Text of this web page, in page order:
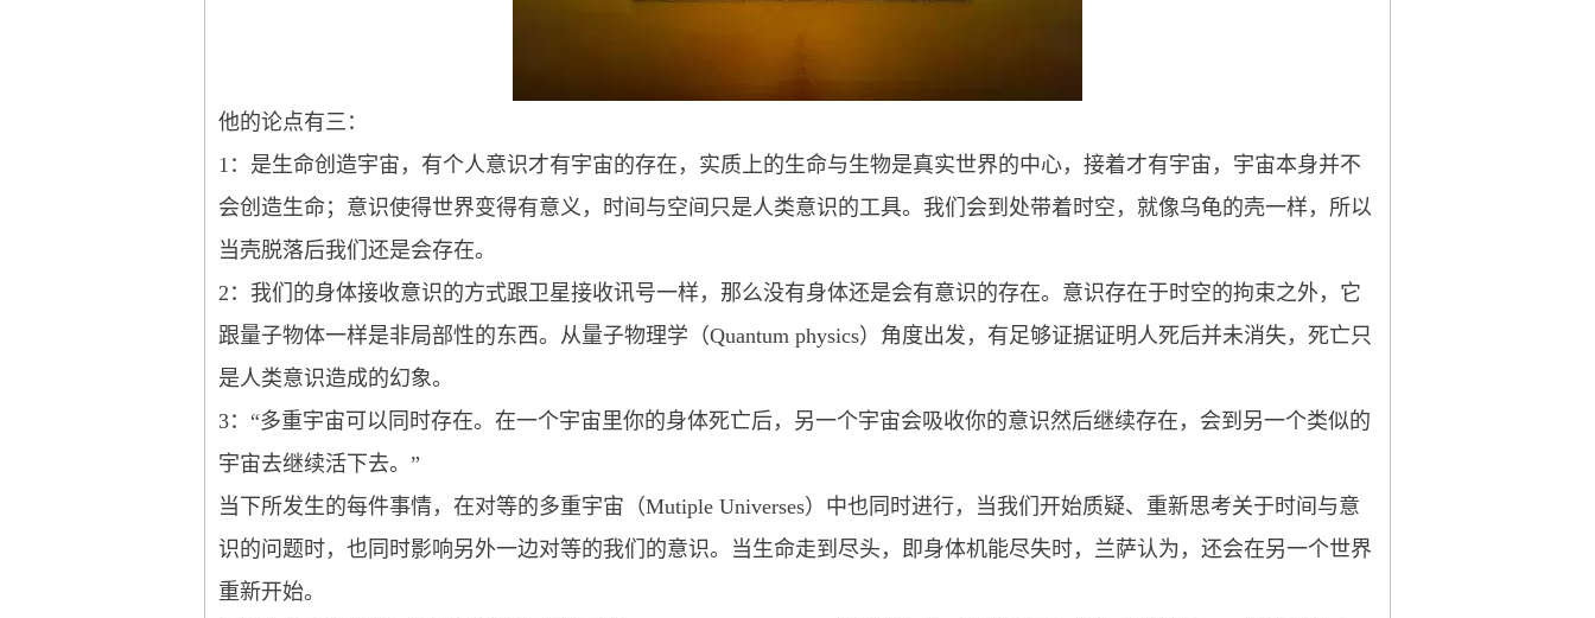
他的论点有三：
1：是生命创造宇宙，有个人意识才有宇宙的存在，实质上的生命与生物是真实世界的中心，接着才有宇宙，宇宙本身并不
会创造生命；意识使得世界变得有意义，时间与空间只是人类意识的工具。我们会到处带着时空，就像乌龟的壳一样，所以
当壳脱落后我们还是会存在。
2：我们的身体接收意识的方式跟卫星接收讯号一样，那么没有身体还是会有意识的存在。意识存在于时空的拘束之外，它
跟量子物体一样是非局部性的东西。从量子物理学（Quantum physics）角度出发，有足够证据证明人死后并未消失，死亡只
是人类意识造成的幻象。
3：“多重宇宙可以同时存在。在一个宇宙里你的身体死亡后，另一个宇宙会吸收你的意识然后继续存在，会到另一个类似的
宇宙去继续活下去。”
当下所发生的每件事情，在对等的多重宇宙（Mutiple Universes）中也同时进行，当我们开始质疑、重新思考关于时间与意
识的问题时，也同时影响另外一边对等的我们的意识。当生命走到尽头，即身体机能尽失时，兰萨认为，还会在另一个世界
重新开始。